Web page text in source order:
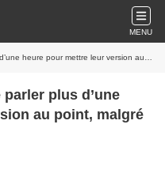
MENU
leur version au point, malgré leur contrôle judiciaire
plus d’une
au point, malgré